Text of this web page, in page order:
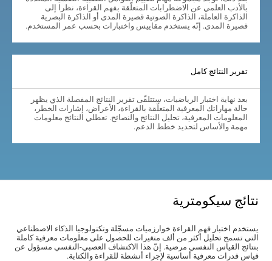
بالأدب العلمي عن الاضطرابات المتعلّقة بفهم القراءة، نظرا إلى
الذاكرة العاملة، الذاكرة الصوتية قصيرة المدى أو الذاكرة البصرية
قصيرة المدى. إنّه يستخدم مقاييس واختبارات بحسب عمر المستخدم.
تقرير النتائج كامل
بعد نهاية اختبار الرياضيات، ستتلقّى تقرير النتائج المفصلة الذي يظهر
حالة مهاراتك المعرفية المتعلّقة بالقراءة، الأعراض، إشارات الخطر،
المعلومات المعرفية، تحليل النتائج والنصائح. تعطلي النتائج معلومات
مهمة والأساس لتحديد خطط الدعم.
نتائج سيكومترية
يستخدم اختبار فهم القراءة خوارزميات مسجّلة وتكنولوجيا الذكاء الاصطناعي
التي تسمح تحليل أكثر من ألف متغيرات للحصول على معلومات معرفية كاملة
بنتائج القياس النفسي مرضية. إنّ هذا الاكتشاف العصبي-النفسي مسؤول عن
قياس قدرات معرفية أساسية لإجراء أنشطة للقراءة والكتابة.